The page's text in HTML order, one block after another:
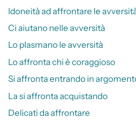
Idoneità ad affrontare le
Ci aiutano nelle avversità
Lo plasmano le avversità
Lo affronta chi è coraggioso
Si affronta entrando in
La si affronta acquistando
Delicati da affrontare